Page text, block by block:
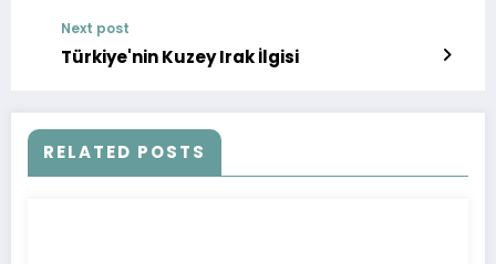
Next post
Türkiye'nin Kuzey Irak İlgisi
RELATED POSTS